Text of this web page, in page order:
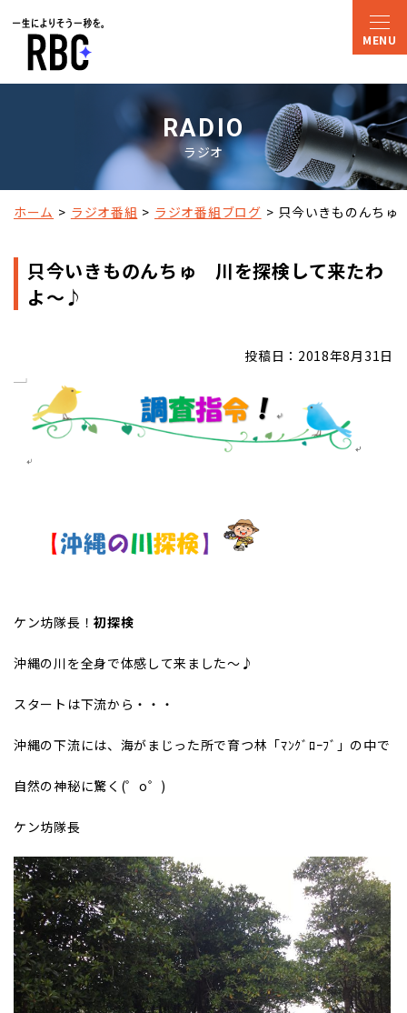
RADIO
ラジオ
ホーム ラジオ番組 ラジオ番組ブログ 只今いきものんち
只今いきものんちゅ 川を探検して来たわ
よ～♪
投稿日：2018年8月31日
ケン坊隊長！初探検
沖縄の川を全身で体感して来ました～♪
スタートは下流から・・・
沖縄の下流には、海がまじった所で育つ林「ﾏﾝｸﾞﾛｰﾌﾞ」の中で
自然の神秘に驚く(゜o゜)
ケン坊隊長